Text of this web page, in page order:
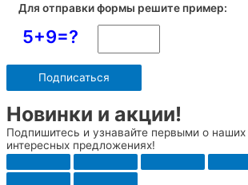
Для отправки формы решите пример:
5+9=?
Новинки и акции!
Подпишитесь и узнавайте первыми о наших
интересных предложениях!